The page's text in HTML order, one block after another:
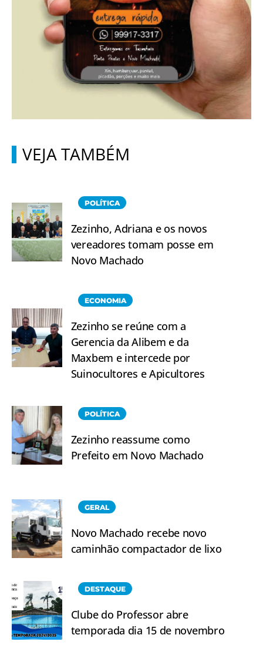
VEJA TAMBÉM
POLÍTICA
Zezinho, Adriana e os novos
vereadores tomam posse em
Novo Machado
ECONOMIA
Zezinho se reúne com a
Gerencia da Alibem e da
Maxbem e intercede por
Suinocultores e Apicultores
POLÍTICA
Zezinho reassume como
Prefeito em Novo Machado
GERAL
Novo Machado recebe novo
caminhão compactador de lixo
DESTAQUE
Clube do Professor abre
temporada dia 15 de novembro